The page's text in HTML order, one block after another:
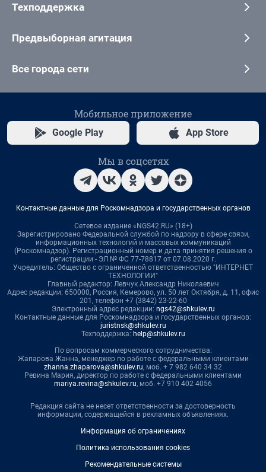
Техподдержка
Предвыборная агитация
Все города сети
Мобильное приложение
Google Play App Store
Мы в соцсетях
Контактные данные для Роскомнадзора и государственных органов
Сетевое издание «NGS42.RU» (18+)
Зарегистрировано Федеральной службой по надзору в сфере связи,
информационных технологий и массовых коммуникаций
(Роскомнадзор). Регистрационный номер и дата принятия решения о
регистрации - ЭЛ № ФС 77-78817 от 07.08.2020 г.
Учредитель: Общество с ограниченной ответственностью "ИНТЕРНЕТ
ТЕХНОЛОГИИ"
Главный редактор: Левчук Александр Николаевич
Адрес редакции: 650000, Россия, Кемерово, ул. 50 лет Октября, д. 11, офис
201, телефон +7 (3842) 23-22-60
Электронный адрес редакции: ngs42@shkulev.ru
Контактные данные для Роскомнадзора и государственных органов:
juristnsk@shkulev.ru
Техподдержка: help@shkulev.ru
По вопросам коммерческого сотрудничества:
Жапарова Жанна, менеджер по работе с федеральными клиентами
zhanna.zhaparova@shkulev.ru, моб. + 7 982 640 34 32
Ревина Мария, директор по работе с федеральными клиентами
mariya.revina@shkulev.ru, моб. +7 910 402 4056
Редакция сайта не несет ответственности за достоверность
информации, содержащейся в рекламных объявлениях.
Информация об ограничениях
Политика использования cookies
Рекомендательные системы